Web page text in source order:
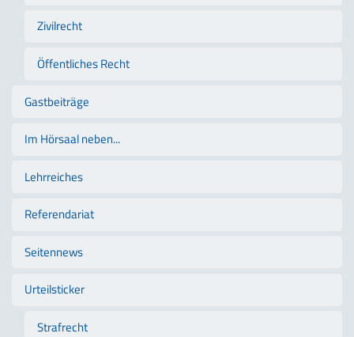
Zivilrecht
Öffentliches Recht
Gastbeiträge
Im Hörsaal neben...
Lehrreiches
Referendariat
Seitennews
Urteilsticker
Strafrecht